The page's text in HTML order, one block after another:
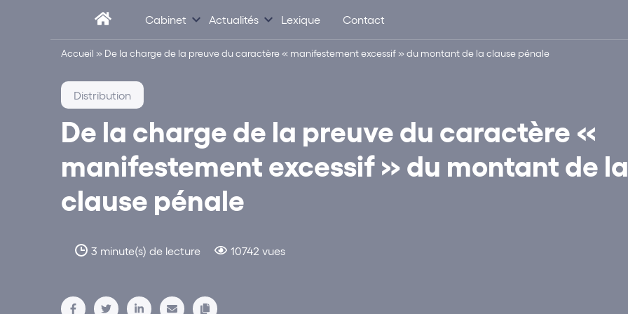
Cabinet Actualités Lexique Contact
Accueil » De la charge de la preuve du caractère « manifestement excessif » du montant de la clause pénale
De la charge de la preuve du caractère «
manifestement excessif » du montant de la
clause pénale
3 minute(s) de lecture 10742 vues
Distribution